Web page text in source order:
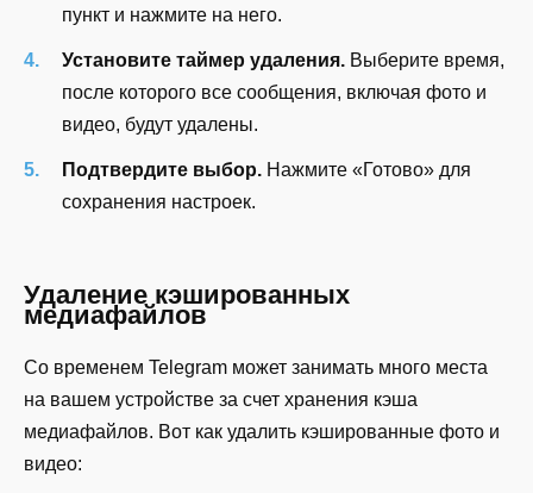
пункт и нажмите на него.
Установите таймер удаления. Выберите время,
после которого все сообщения, включая фото и
видео, будут удалены.
Подтвердите выбор. Нажмите «Готово» для
сохранения настроек.
Удаление кэшированных
медиафайлов
Со временем Telegram может занимать много места
на вашем устройстве за счет хранения кэша
медиафайлов. Вот как удалить кэшированные фото и
видео: